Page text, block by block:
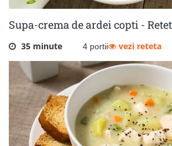
Supa-crema de ardei copti -
35 minute 4 portii vezi reteta